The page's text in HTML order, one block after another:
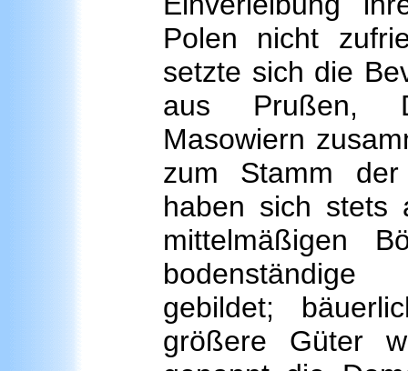
Polen nicht
setzte sich die
aus Prußen,
Masowiern
zum Stamm der
haben sich stets
mittelmäßigen
bodenständige
gebildet;
größere Güter